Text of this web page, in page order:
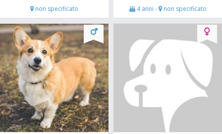
non specificato
4 anni - non specificato